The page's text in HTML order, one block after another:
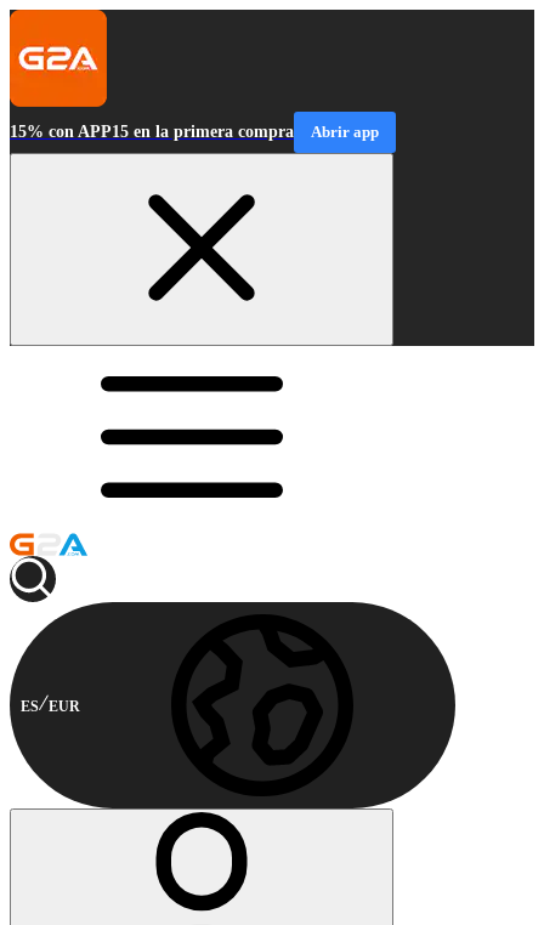
15% con APP15 en la primera compra Abrir app
ES EUR